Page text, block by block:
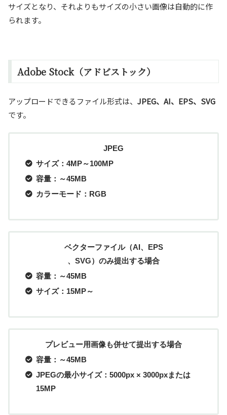
サイズとなり、それよりもサイズの小さい画像は自動的に作
られます。
Adobe Stock（アドビストック）
アップロードできるファイル形式は、 JPEG、AI、EPS、SVG
です。
JPEG
サイズ：4MP～100MP
容量：～45MB
カラーモード：RGB
ベクターファイル（AI、EPS
、SVG）のみ提出する場合
容量：～45MB
サイズ：15MP～
プレビュー用画像も併せて提出する場合
容量：～45MB
JPEGの最小サイズ：5000px × 3000pxまたは
15MP